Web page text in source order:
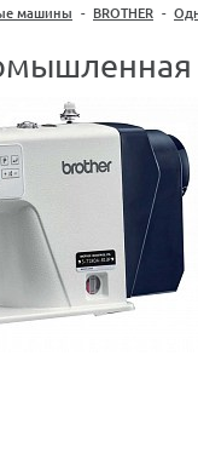
машины - BROTHER -